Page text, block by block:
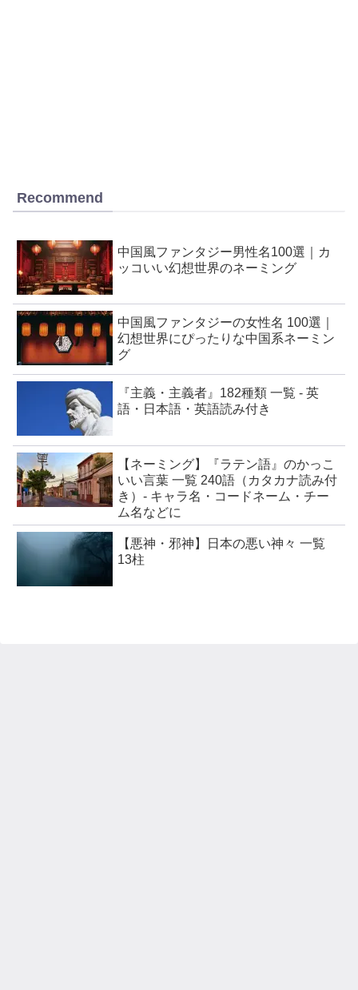
Recommend
中国風ファンタジー男性名100選｜カ
ッコいい幻想世界のネーミング
中国風ファンタジーの女性名 100選｜
幻想世界にぴったりな中国系ネーミン
グ
『主義・主義者』182種類 一覧 - 英
語・日本語・英語読み付き
【ネーミング】『ラテン語』のかっこ
いい言葉 一覧 240語（カタカナ読み付
き）- キャラ名・コードネーム・チー
ム名などに
【悪神・邪神】日本の悪い神々 一覧
13柱